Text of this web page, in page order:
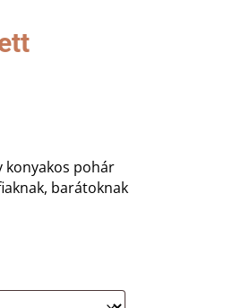
konyakos pohár
barátoknak